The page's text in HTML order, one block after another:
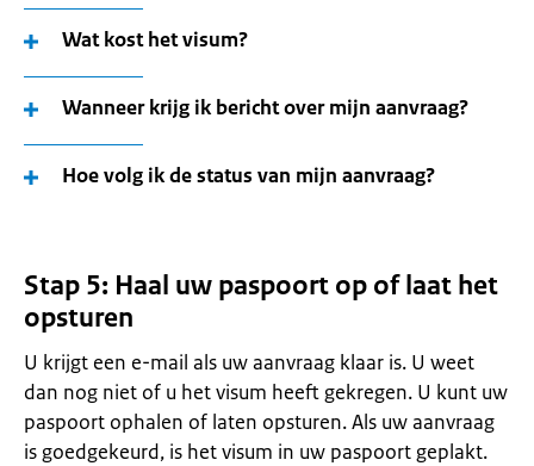
Wat kost het visum?
Wanneer krijg ik bericht over mijn aanvraag?
Hoe volg ik de status van mijn aanvraag?
Stap 5: Haal uw paspoort op of laat het
opsturen
U krijgt een e-mail als uw aanvraag klaar is. U weet
dan nog niet of u het visum heeft gekregen. U kunt uw
paspoort ophalen of laten opsturen. Als uw aanvraag
is goedgekeurd, is het visum in uw paspoort geplakt.